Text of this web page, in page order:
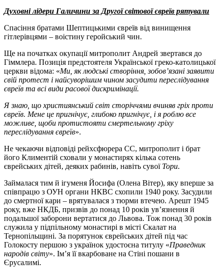
Духовні лідери Галичини за Другої світової євреїв рятували
Спасіння братами Шептицькими євреїв від винищення
гітлерівцями – воістину геройський чин.
Ще на початках окупації митрополит Андрей звертався до
Гіммлера. Позиція предстоятеля Української греко-католицької
церкви відома: «Ми, як людські створіння, зобов’язані заявити
свій протест і найсуворішим чином засудити переслідування
євреїв та всі види расової дискримінації.
Я знаю, що християнський світ сторіччями вчиняв гріх проти
євреїв. Мене це пригнічує, глибоко пригнічує, і я роблю все
можливе, щоби протистояти смертельному гріху
переслідування євреїв».
Не чекаючи відповіді рейхсфюрера СС, митрополит і брат
його Климентій сховали у монастирях кілька сотень
єврейських дітей, деяких рабинів, навіть сувої Тори.
Займалася тим й ігуменя Йосифа (Олена Вітер), яку вперше за
співпрацю з ОУН органи НКВС схопили 1940 року. Засудили
до смертної кари – врятувалася з тюрми втечею. Арешт 1945
року, вже НКДБ, призвів до понад 10 років ув’язнення й
подальшої заборони вертатися до Львова. Тож понад 30 років
служила у підпільному монастирі в місті Скалат на
Тернопільщині. За порятунок єврейських дітей під час
Голокосту першою з українок удостоєна титулу «Праведник
народів світу». Ім’я її вкарбоване на Стіні пошани в
Єрусалимі.